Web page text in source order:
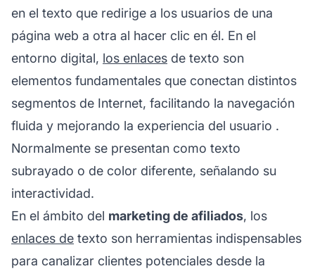
en el texto que redirige a los usuarios de una
página web a otra al hacer clic en él. En el
entorno digital, los enlaces de texto son
elementos fundamentales que conectan distintos
segmentos de Internet, facilitando la navegación
fluida y mejorando la experiencia del usuario .
Normalmente se presentan como texto
subrayado o de color diferente, señalando su
interactividad.
En el ámbito del marketing de afiliados, los
enlaces de texto son herramientas indispensables
para canalizar clientes potenciales desde la